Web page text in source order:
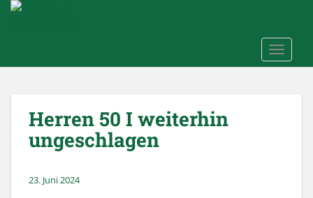
Skip to main content
Herren 50 I weiterhin
ungeschlagen
23. Juni 2024